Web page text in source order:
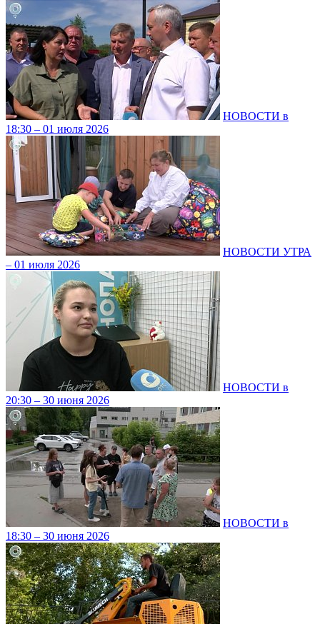
НОВОСТИ в
18:30 – 01 июля 2026
НОВОСТИ УТРА
– 01 июля 2026
НОВОСТИ в
20:30 – 30 июня 2026
НОВОСТИ в
18:30 – 30 июня 2026